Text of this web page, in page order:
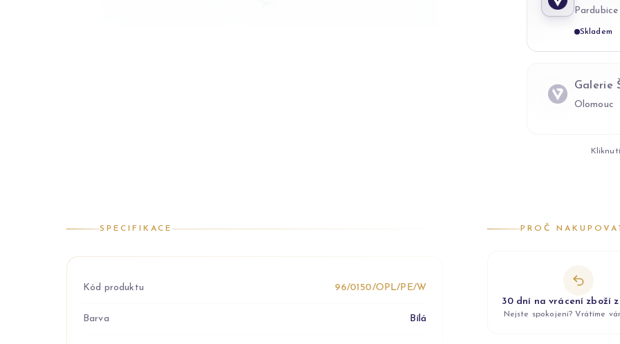
Pardubice
Skladem
Galerie
Olomouc
SPECIFIKACE
Kód produktu 96/0150/OPL/PE/W
Barva Bílá
PROČ
30 dní na vrácení zboží z
Nejste spokojeni? Vrátíme